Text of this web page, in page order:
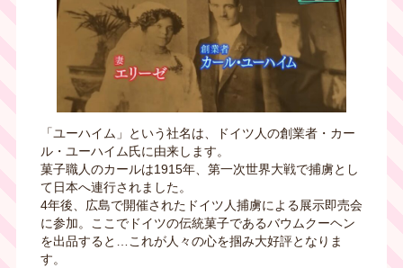
「ユーハイム」という社名は、ドイツ人の創業者・カー
ル・ユーハイム氏に由来します。
菓子職人のカールは1915年、第一次世界大戦で捕虜とし
て日本へ連行されました。
4年後、広島で開催されたドイツ人捕虜による展示即売会
に参加。ここでドイツの伝統菓子であるバウムクーヘン
を出品すると…これが人々の心を掴み大好評となりま
す。